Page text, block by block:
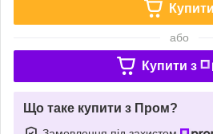
Купити
або
Купити з
Що таке купити з Пром?